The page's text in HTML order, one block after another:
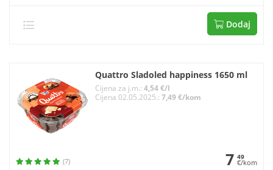
Dodaj
Quattro Sladoled happiness 1650 ml
Cijena za j.m.: 4,54 €/l
Cijena 02.05.2025.: 7,49 €/kom
(7) 7 49
€/kom